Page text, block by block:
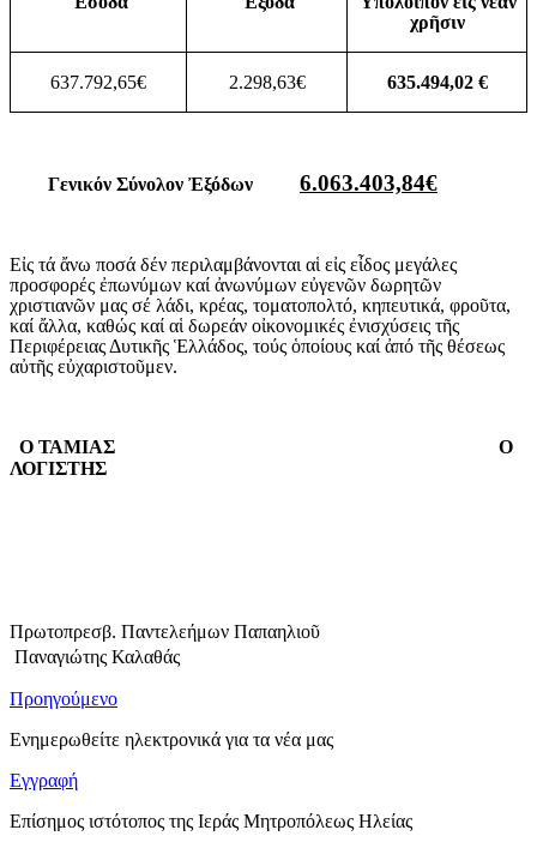
χρῆσιν
637.792,65€ 2.298,63€ 635.494,02 €
Γενικόν Σύνολον Ἐξόδων 6.063.403,84€
Εἰς τά ἄνω ποσά δέν περιλαμβάνονται αἱ εἰς εἶδος μεγάλες
προσφορές ἐπωνύμων καί ἀνωνύμων εὐγενῶν δωρητῶν
χριστιανῶν μας σέ λάδι, κρέας, τοματοπολτό, κηπευτικά, φροῦτα,
καί ἄλλα, καθώς καί αἱ δωρεάν οἰκονομικές ἐνισχύσεις τῆς
Περιφέρειας Δυτικῆς Ἑλλάδος, τούς ὁποίους καί ἀπό τῆς θέσεως
αὐτῆς εὐχαριστοῦμεν.
Ο ΤΑΜΙΑΣ
Ο
ΛΟΓΙΣΤΗΣ
Πρωτοπρεσβ. Παντελεήμων Παπαηλιοῦ
Παναγιώτης Καλαθάς
Προηγούμενο
Ενημερωθείτε ηλεκτρονικά για τα νέα μας
Εγγραφή
Επίσημος ιστότοπος της Ιεράς Μητροπόλεως Ηλείας